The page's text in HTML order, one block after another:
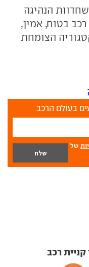
הנהיגה
בטוח, אמין,
הצומחת
בעולם הרכב
של
רכב